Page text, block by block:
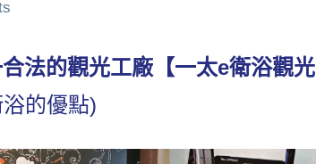
法的觀光工廠【一太e衛浴觀光
的優點)